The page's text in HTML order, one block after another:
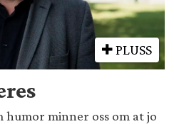
PLUSS
humor minner oss om at jo